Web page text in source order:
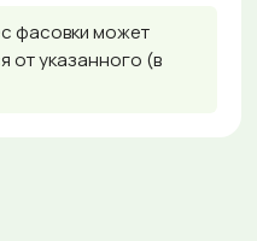
фасовки может
от указанного (в